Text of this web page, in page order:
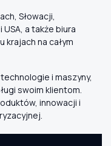
Słowacji,
a także biura
na całym
i maszyny,
swoim klientom.
innowacji i